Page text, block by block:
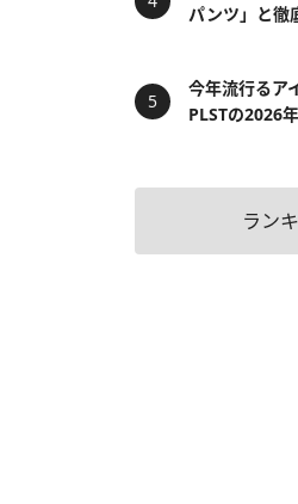
パンツ」と徹
今年流行るア
PLSTの2026
ラン